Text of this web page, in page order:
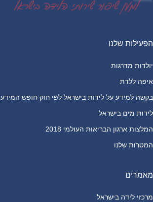
הפעילות שלנו
יולדות מדרגות
איפה ללדת
בקשה למידע על לידות בישראל לפי חוק חופש המידע
לידות מים בישראל
המלצות ארגון הבריאות העולמי 2018
המטרות שלנו
מאמרים
מרכזי לידה בישראל